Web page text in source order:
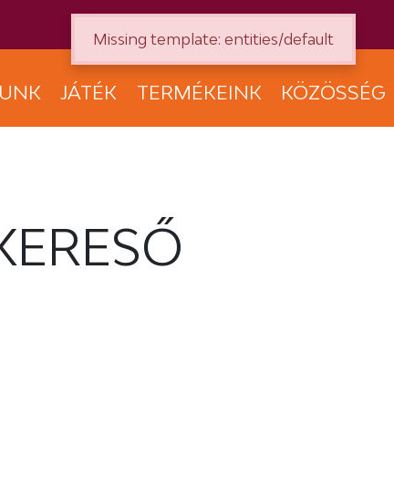
JÁTÉK TERMÉKEINK KÖZÖSSÉG
Missing template: entities/default